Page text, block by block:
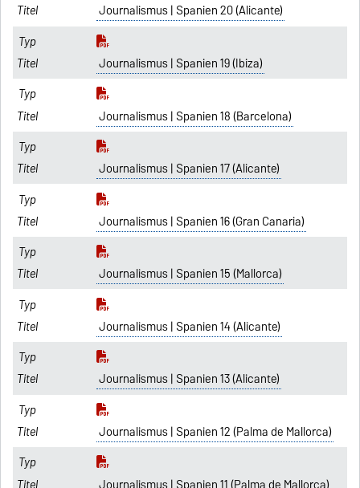
Journalismus | Spanien 20 (Alicante)
Journalismus | Spanien 19 (Ibiza)
Journalismus | Spanien 18 (Barcelona)
Journalismus | Spanien 17 (Alicante)
Journalismus | Spanien 16 (Gran Canaria)
Journalismus | Spanien 15 (Mallorca)
Journalismus | Spanien 14 (Alicante)
Journalismus | Spanien 13 (Alicante)
Journalismus | Spanien 12 (Palma de Mallorca)